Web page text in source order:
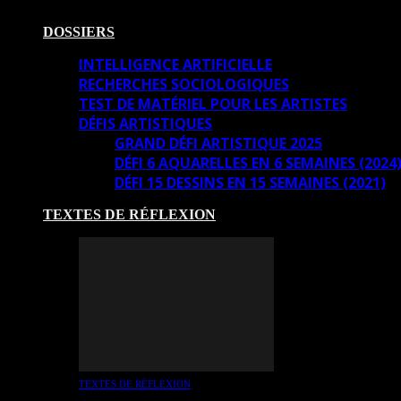
DOSSIERS
INTELLIGENCE ARTIFICIELLE
RECHERCHES SOCIOLOGIQUES
TEST DE MATÉRIEL POUR LES ARTISTES
DÉFIS ARTISTIQUES
GRAND DÉFI ARTISTIQUE 2025
DÉFI 6 AQUARELLES EN 6 SEMAINES (2024)
DÉFI 15 DESSINS EN 15 SEMAINES (2021)
TEXTES DE RÉFLEXION
TEXTES DE RÉFLEXION